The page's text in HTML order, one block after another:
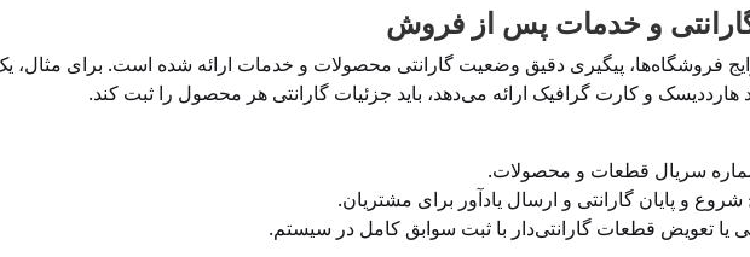
فروشگاه‌ها، پیگیری دقیق وضعیت گارانتی محصولات و خدمات ارائه شده است. برای
و کارت گرافیک ارائه می‌دهد، باید جزئیات گارانتی هر محصول را ثبت کند.
سریال قطعات و محصولات.
شروع و پایان گارانتی و ارسال یادآور برای مشتریان.
یا تعویض قطعات گارانتی‌دار با ثبت سوابق کامل در سیستم.